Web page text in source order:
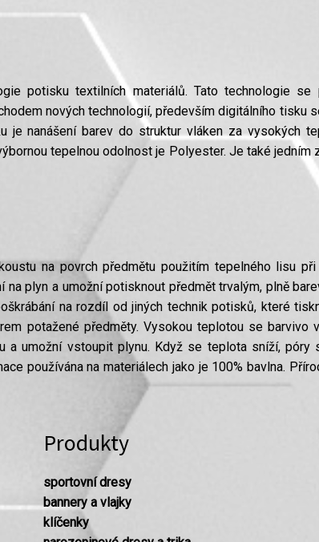
potisku textilních materiálů. Tato technologie
nových technologií, především digitálního tisku
je nanášení barev do struktur vláken za vysokých
tepelnou odolnost je Polyester. Je také
na povrch předmětu použitím tepelného lisu
plyn a umožní potisknout předmět trvalým, plně
na rozdíl od jiných technik potisků, které
potažené předměty. Vysokou teplotou se
a umožní vstoupit plynu. Když se teplota sníží,
používána na materiálech jako je 100% bavlna.
Produkty
sportovní dresy
bannery a vlajky
klíčenky